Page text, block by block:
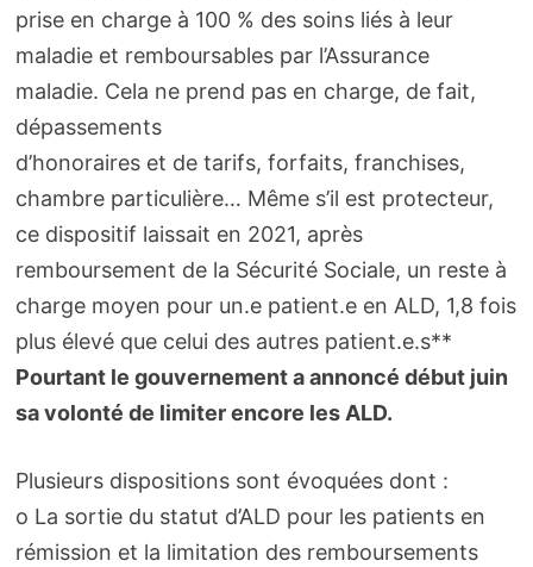
prise en charge à 100 % des soins liés à leur
maladie et remboursables par l’Assurance
maladie. Cela ne prend pas en charge, de fait,
dépassements
d’honoraires et de tarifs, forfaits, franchises,
chambre particulière… Même s’il est protecteur,
ce dispositif laissait en 2021, après
remboursement de la Sécurité Sociale, un reste à
charge moyen pour un.e patient.e en ALD, 1,8 fois
plus élevé que celui des autres patient.e.s**
Pourtant le gouvernement a annoncé début juin
sa volonté de limiter encore les ALD.
Plusieurs dispositions sont évoquées dont :
o La sortie du statut d’ALD pour les patients en
rémission et la limitation des remboursements